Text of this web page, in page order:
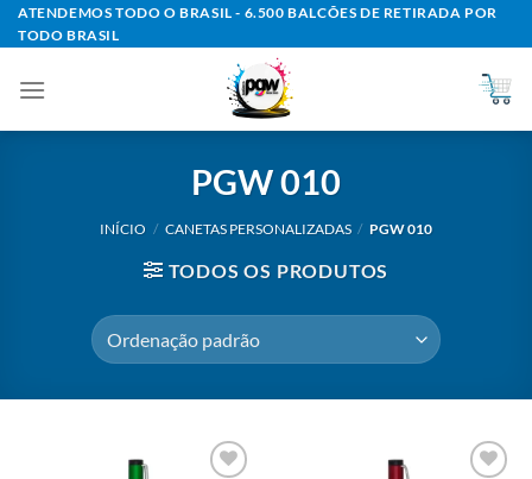
Skip
to
ATENDEMOS TODO O BRASIL - 6.500 BALCÕES DE RETIRADA POR
TODO BRASIL
PGW 010
INÍCIO / CANETAS PERSONALIZADAS / PGW 010
TODOS OS PRODUTOS